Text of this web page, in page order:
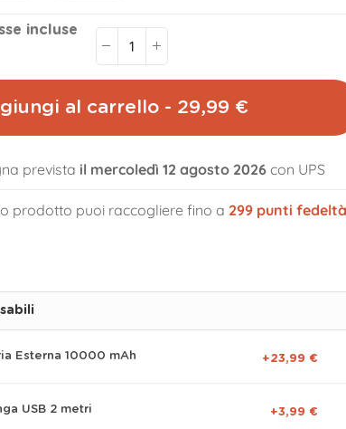
incluse
al carrello - 29,99 €
prevista il mercoledì 12 agosto 2026 con UPS
prodotto puoi raccogliere fino a 299 punti fedeltà
Esterna 10000 mAh +23,99 €
USB 2 metri +3,99 €